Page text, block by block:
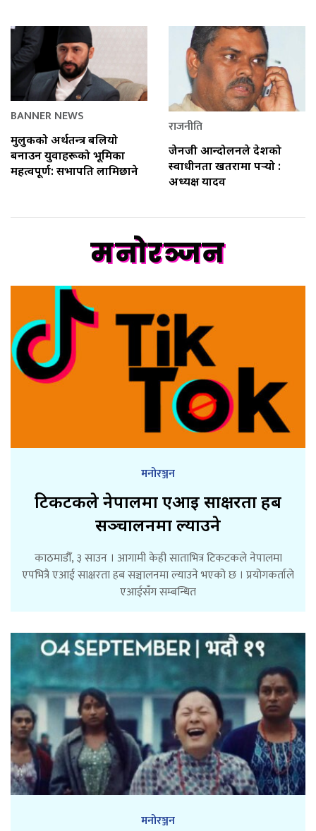
BANNER NEWS
मुलुकको अर्थतन्त्र बलियो
बनाउन युवाहरूको भूमिका
महत्वपूर्ण: सभापति लामिछाने
राजनीति
जेनजी आन्दोलनले देशको
स्वाधीनता खतरामा पर्‍यो :
अध्यक्ष यादव
मनोरञ्जन
मनोरञ्जन
टिकटकले नेपालमा एआई साक्षरता हब
सञ्चालनमा ल्याउने
काठमाडौँ, ३ साउन । आगामी केही साताभित्र टिकटकले नेपालमा
एपभित्रै एआई साक्षरता हब सञ्चालनमा ल्याउने भएको छ । प्रयोगकर्ताले
एआईसँग सम्बन्धित
मनोरञ्जन